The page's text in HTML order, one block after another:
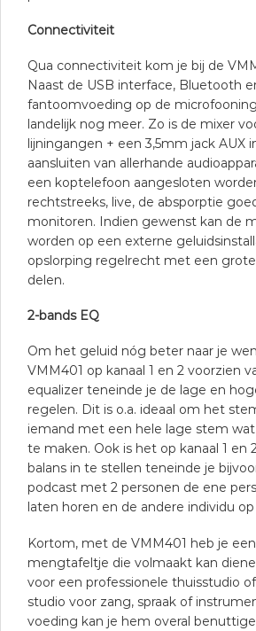
Connectiviteit
Qua connectiviteit kom je bij de
Naast de USB interface, Bluetooth
fantoomvoeding op de
landelijk nog meer. Zo is de mixer
lijningangen + een 3,5mm jack AUX
aansluiten van allerhande
een koptelefoon aangesloten
rechtstreeks, live, de absporptie
monitoren. Indien gewenst kan de
worden op een externe
opslorping regelrecht met een
delen.
2-bands EQ
Om het geluid nóg beter naar je
VMM401 op kanaal 1 en 2 voorzien
equalizer teneinde je de lage en
regelen. Dit is o.a. ideaal om het
iemand met een hele lage stem
te maken. Ook is het op kanaal 1 en
balans in te stellen teneinde je
podcast met 2 personen de ene
laten horen en de andere individu
Kortom, met de VMM401 heb je
mengtafeltje die volmaakt kan
voor een professionele thuisstudio
studio voor zang, spraak of
voeding kan je hem overal